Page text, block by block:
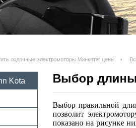
лодочные электромоторы Минкота: цены
Kota Выбор длины
Выбор правильной
позволит
показано на рисунке